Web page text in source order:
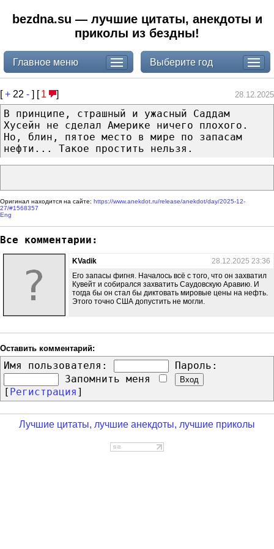
bezdna.su — лучшие цитаты, анекдоты и
приколы из бездны!
Главное меню Выберите год
[+ 22 - ] [ 1 ] 28.12.2025
В принципе, страшный и ужасный Саддам
Хусейн не сделал Америке ничего плохого.
Но, блин, пятое место в мире по запасам
нефти... Такое простить нельзя.
Оригинал находится на сайте: https://www.anekdot.ru/release/anekdot/day/2025-12-
27/#1568357
Eng
Все комментарии:
KVadik
28.12.2025 23:36
Его запасы фигня. Началось всё с того, что он захватил
Кувейт и собирался захватить Саудовскую Аравию. И
тогда бы он стал бы диктовать мировые цены на нефть.
Этого точно США допустить не могли.
Оставить комментарий:
Имя пользователя:
Пароль:
Запомнить меня
[ Регистрация ]
Лучшие цитаты, лучшие анекдоты, лучшие приколы